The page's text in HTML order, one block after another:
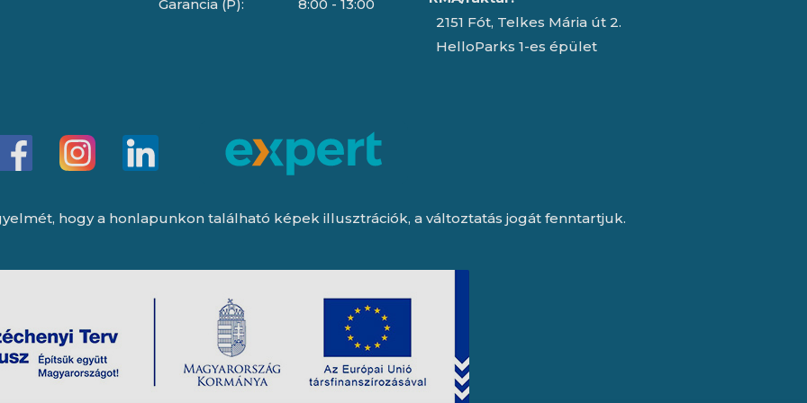
Garancia (P): 8:00 - 13:00
2151 Fót, Telkes Mária út 2.
HelloParks 1-es épület
hogy a honlapunkon található képek illusztrációk, a változtatás jogát fenntartjuk.